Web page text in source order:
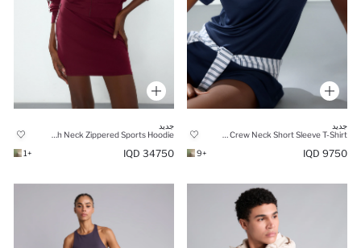
جديد
9750 IQD
+9
جديد
34750 IQD
+1